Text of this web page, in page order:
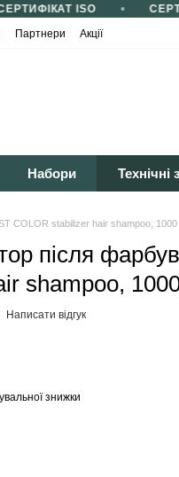
ISO
Партнери
Акції
Набори Технічні
COLOR stabilizer hair shampoo, 1000
після
shampoo,
Написати відгук
знижки